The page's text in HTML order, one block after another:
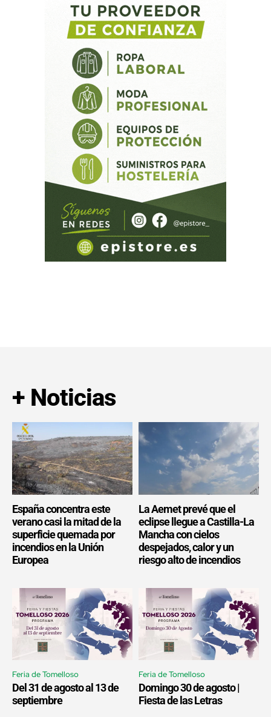
+ Noticias
España concentra este
verano casi la mitad de la
superficie quemada por
incendios en la Unión
Europea
La Aemet prevé que el
eclipse llegue a Castilla-La
Mancha con cielos
despejados, calor y un
riesgo alto de incendios
Feria de Tomelloso
Del 31 de agosto al 13 de
septiembre
Feria de Tomelloso
Domingo 30 de agosto |
Fiesta de las Letras